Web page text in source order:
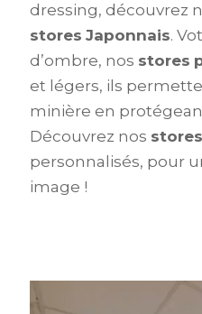
dressing, découvrez
stores Japonnais.
d’ombre, nos stores
et légers, ils
minière en
Découvrez nos stores
personnalisés, pour
image !